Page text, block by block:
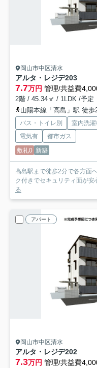
岡山市中区清水
アルタ・レジデ203
7.7万円 管理/共益費
2階 / 45.34㎡ / 1LDK /予定
山陽本線「高島」駅 徒歩
バス・トイレ別 室内洗
電気有
都市ガス
敷礼0 新築
高島駅まで徒歩2分で各方面
ク付きでセキュリティ面が
る
アパート
岡山市中区清水
アルタ・レジデ202
7.3万円 管理/共益費